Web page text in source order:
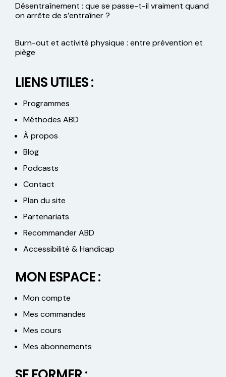
Désentraînement : que se passe-t-il vraiment quand
on arrête de s’entraîner ?
Burn-out et activité physique : entre prévention et
piège
LIENS UTILES :
Programmes
Méthodes ABD
À propos
Blog
Podcasts
Contact
Plan du site
Partenariats
Recommander ABD
Accessibilité & Handicap
MON ESPACE :
Mon compte
Mes commandes
Mes cours
Mes abonnements